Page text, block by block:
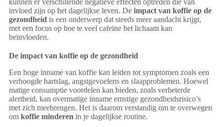
kunnen er verschillende negatieve effecten optreden die van
invloed zijn op het dagelijkse leven. De impact van koffie op de
gezondheid is een onderwerp dat steeds meer aandacht krijgt,
met een focus op hoe te veel cafeïne het lichaam kan
beïnvloeden.
De impact van koffie op de gezondheid
Een hoge inname van koffie kan leiden tot symptomen zoals een
verhoogde hartslag, angstgevoelens en slaapproblemen. Hoewel
matige consumptie voordelen kan bieden, zoals verbeterde
alertheid, kan overmatige inname ernstige gezondheidsrisico’s
met zich meebrengen. Het is daarom verstandig om te overwegen
om koffie minderen in je dagelijkse routine.